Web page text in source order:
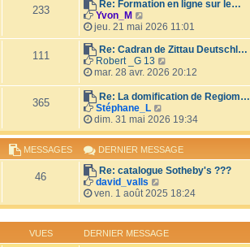
i
r
m
e
s
s
a
g
e
r
e
d
e
r
n
i
e
m
e
s
s
a
g
e
233
Re: Formation en ligne sur le…
Yvon_M
o
i
r
l
e
d
e
r
n
i
e
r
m
e
s
s
a
g
e
jeu. 21 mai 2026 11:01
111
Re: Cadran de Zittau Deutschl…
Robert _G 13
o
i
r
e
d
e
r
n
i
r
m
e
s
s
mar. 28 avr. 2026 20:12
365
Re: La domification de Regiom…
Stéphane_L
o
i
r
l
e
d
e
r
n
i
e
r
dim. 31 mai 2026 19:34
MESSAGES DERNIER MESSAGE
46
Re: catalogue Sotheby's ???
david_valls
o
i
e
ven. 1 août 2025 18:24
VUES DERNIER MESSAGE